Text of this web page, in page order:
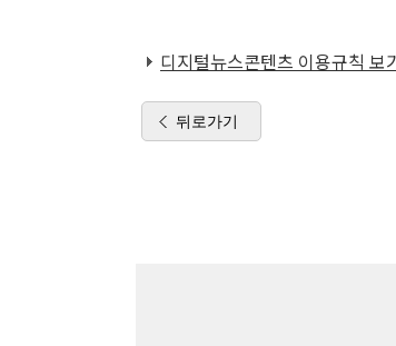
디지털뉴스콘텐츠 이용규칙 보
뒤로가기